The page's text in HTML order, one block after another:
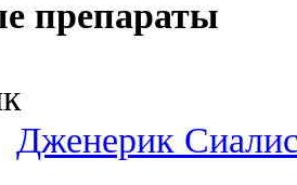
препараты
Дженерик